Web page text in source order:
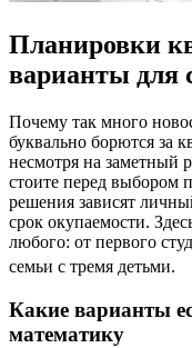
Планировки
варианты для
Почему так много
буквально борются за
несмотря на заметный
стоите перед выбором
решения зависят
срок окупаемости.
любого: от первого
семьи с тремя детьми.
Какие варианты
математику